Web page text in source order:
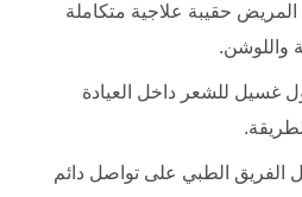
المريض حقيبة علاجية متكاملة
واللوشن.
غسيل للشعر داخل العيادة
الفريق الطبي على تواصل دائم